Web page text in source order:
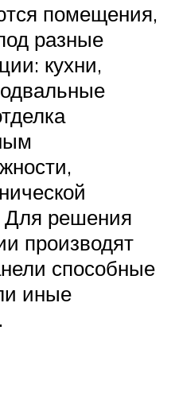
помещения,
разные
кухни,
Для решения
производят
способные
иные